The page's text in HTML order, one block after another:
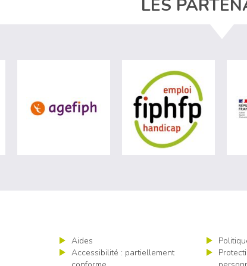
LES
visiter les site de Ministère du travail (nouvelle fenêtre)
visiter les site de Agefiph (nouvelle
visiter les
Aides
Accessibilité : partiellement